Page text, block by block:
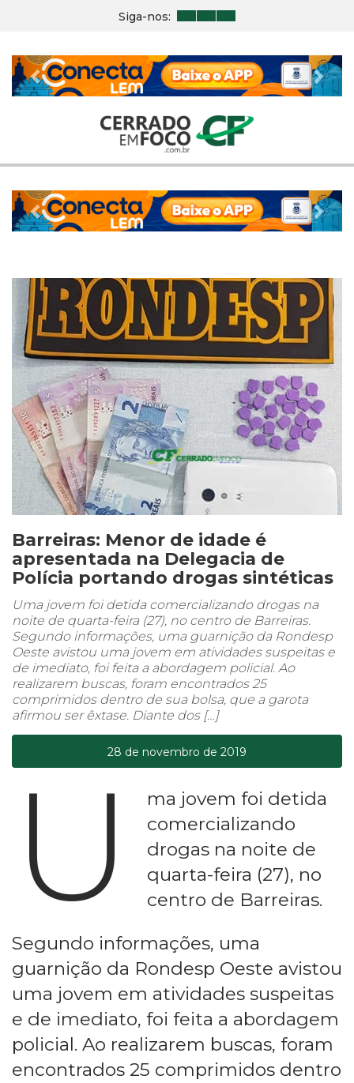
Siga-nos:
Previous Next
Previous Next
Barreiras: Menor de idade é
apresentada na Delegacia de
Polícia portando drogas sintéticas
Uma jovem foi detida comercializando drogas na
noite de quarta-feira (27), no centro de Barreiras.
Segundo informações, uma guarnição da Rondesp
Oeste avistou uma jovem em atividades suspeitas e
de imediato, foi feita a abordagem policial. Ao
realizarem buscas, foram encontrados 25
comprimidos dentro de sua bolsa, que a garota
afirmou ser êxtase. Diante dos […]
28 de novembro de 2019
U
ma jovem foi detida
comercializando
drogas na noite de
quarta-feira (27), no
centro de Barreiras.
Segundo informações, uma
guarnição da Rondesp Oeste avistou
uma jovem em atividades suspeitas
e de imediato, foi feita a abordagem
policial. Ao realizarem buscas, foram
encontrados 25 comprimidos dentro